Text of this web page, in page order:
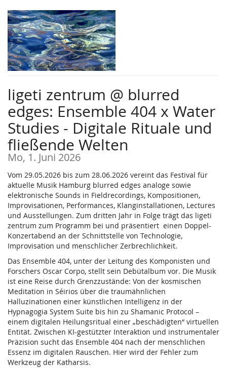
Zum
Haupt-
Inhalt
springen
ligeti zentrum @ blurred
edges: Ensemble 404 x Water
Studies - Digitale Rituale und
fließende Welten
Mo, 1. Juni 2026
Vom 29.05.2026 bis zum 28.06.2026 vereint das Festival für
aktuelle Musik Hamburg blurred edges analoge sowie
elektronische Sounds in Fieldrecordings, Kompositionen,
Improvisationen, Performances, Klanginstallationen, Lectures
und Ausstellungen. Zum dritten Jahr in Folge trägt das ligeti
zentrum zum Programm bei und präsentiert einen Doppel-
Konzertabend an der Schnittstelle von Technologie,
Improvisation und menschlicher Zerbrechlichkeit.
Das Ensemble 404, unter der Leitung des Komponisten und
Forschers Oscar Corpo, stellt sein Debütalbum vor. Die Musik
ist eine Reise durch Grenzzustände: Von der kosmischen
Meditation in Séirios über die traumähnlichen
Halluzinationen einer künstlichen Intelligenz in der
Hypnagogia System Suite bis hin zu Shamanic Protocol –
einem digitalen Heilungsritual einer „beschädigten“ virtuellen
Entität. Zwischen KI-gestützter Interaktion und instrumentaler
Präzision sucht das Ensemble 404 nach der menschlichen
Essenz im digitalen Rauschen. Hier wird der Fehler zum
Werkzeug der Katharsis.